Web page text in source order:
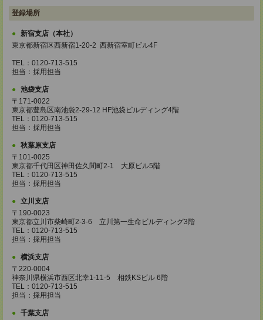
登録場所
新宿支店（本社）
東京都新宿区西新宿1-20-2 西新宿室町ビル4F
TEL：0120-713-515
担当：採用担当
池袋支店
〒171-0022
東京都豊島区南池袋2-29-12 HF池袋ビルディング4階
TEL：0120-713-515
担当：採用担当
秋葉原支店
〒101-0025
東京都千代田区神田佐久間町2-1 大原ビル5階
TEL：0120-713-515
担当：採用担当
立川支店
〒190-0023
東京都立川市柴崎町2-3-6 立川第一生命ビルディング3階
TEL：0120-713-515
担当：採用担当
横浜支店
〒220-0004
神奈川県横浜市西区北幸1-11-5 相鉄KSビル 6階
TEL：0120-713-515
担当：採用担当
千葉支店